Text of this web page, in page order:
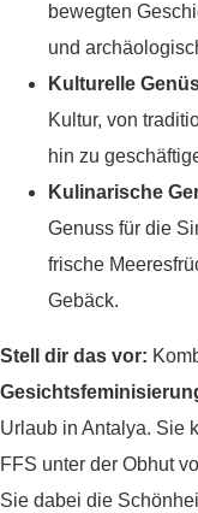
bewegten
und
Kulturelle
Kultur, von
hin zu
Kulinarische
Genuss für die
frische
Gebäck.
Stell dir das vor:
Urlaub in Antalya. Sie
FFS unter der Obhut
Sie dabei die